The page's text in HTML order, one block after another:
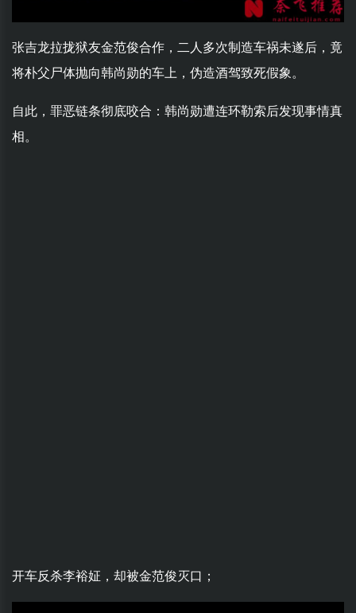
张吉龙拉拢狱友金范俊合作，二人多次制造车祸未遂后，竟
将朴父尸体抛向韩尚勋的车上，伪造酒驾致死假象。
自此，罪恶链条彻底咬合：韩尚勋遭连环勒索后发现事情真
相。
开车反杀李裕姃，却被金范俊灭口；